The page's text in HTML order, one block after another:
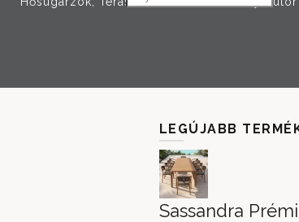
LEGÚJABB
Sassandra